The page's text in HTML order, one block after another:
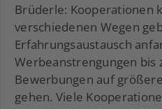
Brüderle: Kooperationen
verschiedenen Wegen
Erfahrungsaustausch
Werbeanstrengungen bis
Bewerbungen auf
gehen. Viele